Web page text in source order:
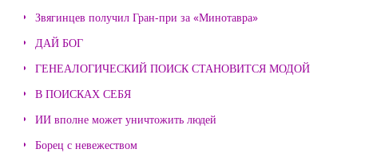
Звягинцев получил Гран-при за «Минотавра»
ДАЙ БОГ
ГЕНЕАЛОГИЧЕСКИЙ ПОИСК СТАНОВИТСЯ МОДОЙ
В ПОИСКАХ СЕБЯ
ИИ вполне может уничтожить людей
Борец с невежеством